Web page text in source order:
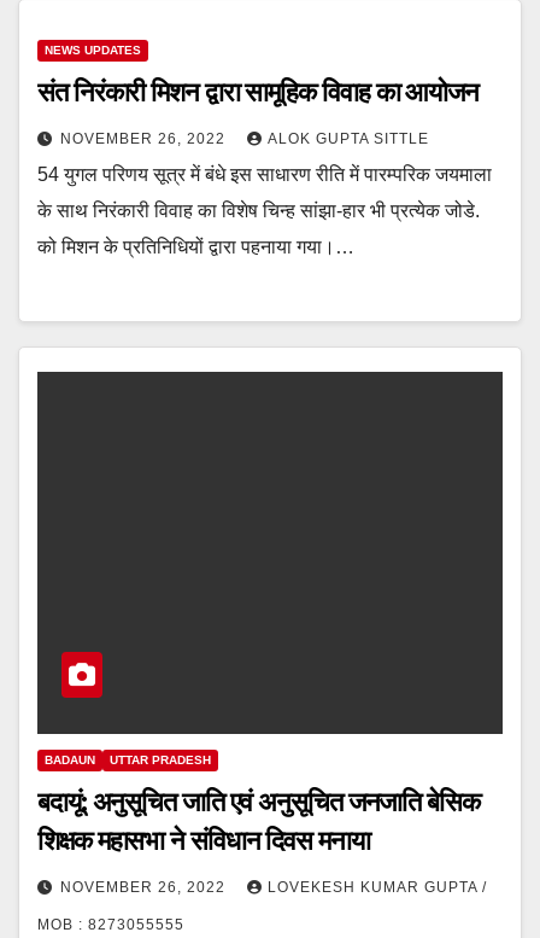
NEWS UPDATES
संत निरंकारी मिशन द्वारा सामूहिक विवाह का आयोजन
NOVEMBER 26, 2022 ALOK GUPTA SITTLE
54 युगल परिणय सूत्र में बंधे इस साधारण रीति में पारम्परिक जयमाला
के साथ निरंकारी विवाह का विशेष चिन्ह सांझा-हार भी प्रत्येक जोडे.
को मिशन के प्रतिनिधियों द्वारा पहनाया गया।…
BADAUN UTTAR PRADESH
बदायूं: अनुसूचित जाति एवं अनुसूचित जनजाति बेसिक
शिक्षक महासभा ने संविधान दिवस मनाया
NOVEMBER 26, 2022 LOVEKESH KUMAR GUPTA /
MOB : 8273055555